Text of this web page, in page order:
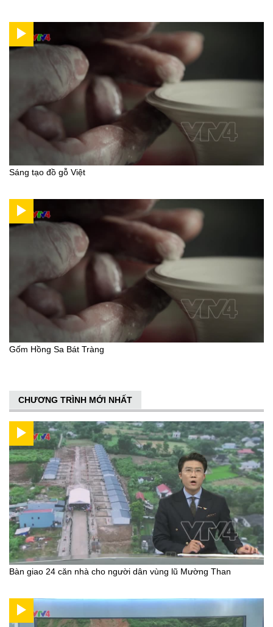
Sáng tạo đồ gỗ Việt
Gốm Hồng Sa Bát Tràng
CHƯƠNG TRÌNH MỚI NHẤT
Bàn giao 24 căn nhà cho người dân vùng lũ Mường Than